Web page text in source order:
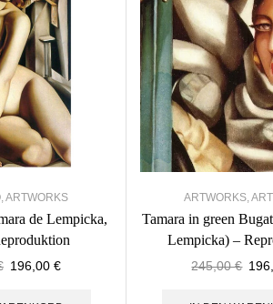
,ARTWORKS
de Lempicka,
196,00 €
ARTWORKS,
Tamara in green
Lempicka) –
245,00€